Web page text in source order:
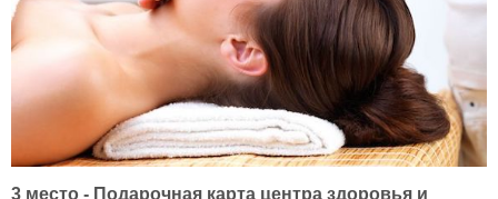
3 место - Подарочная карта центра здоровья и